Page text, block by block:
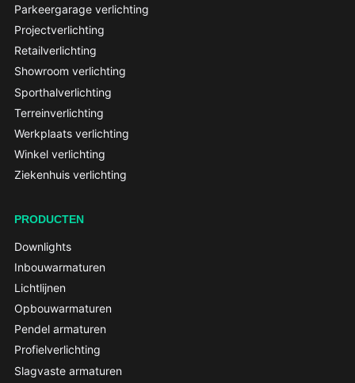
Parkeergarage verlichting
Projectverlichting
Retailverlichting
Showroom verlichting
Sporthalverlichting
Terreinverlichting
Werkplaats verlichting
Winkel verlichting
Ziekenhuis verlichting
PRODUCTEN
Downlights
Inbouwarmaturen
Lichtlijnen
Opbouwarmaturen
Pendel armaturen
Profielverlichting
Slagvaste armaturen